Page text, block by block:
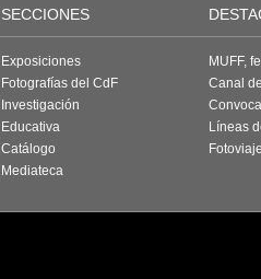
SECCIONES
Exposiciones
Fotografías del CdF
Investigación
Educativa
Catálogo
Mediateca
MUFF,
Canal
Líneas